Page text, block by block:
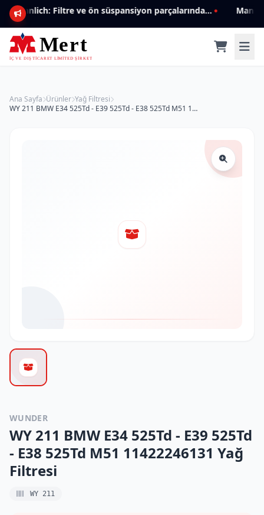
Mannlich: Filtre ve ön süspansiyon parçalarında genişleyen ürün yelpazesiyle kalite ve güven.
Ana Sayfa Ürünler Yağ Filtresi
WY 211 BMW E34 525Td - E39 525Td - E38 525Td M51 11422246131 Yağ Filtresi
WUNDER
WY 211 BMW E34 525Td - E39 525Td
- E38 525Td M51 11422246131 Yağ
Filtresi
WY 211